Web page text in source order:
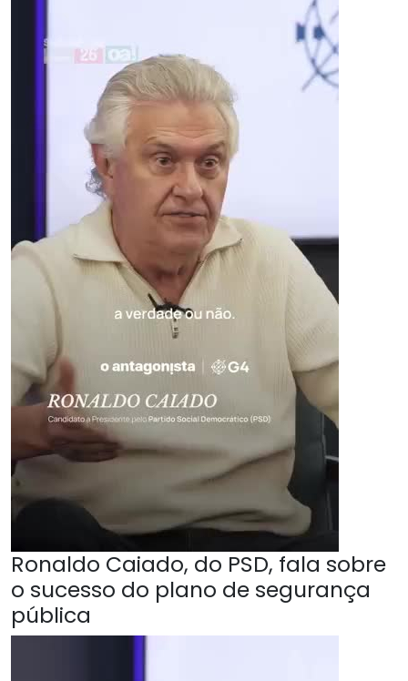
Ronaldo Caiado, do PSD, fala sobre
o sucesso do plano de segurança
pública